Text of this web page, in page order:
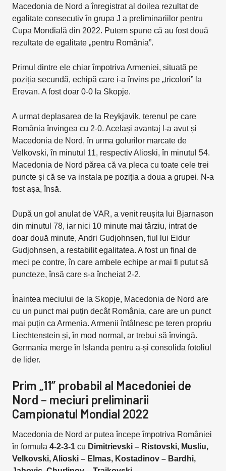
Macedonia de Nord a înregistrat al doilea rezultat de
egalitate consecutiv în grupa J a preliminariilor pentru
Cupa Mondială din 2022. Putem spune că au fost două
rezultate de egalitate „pentru România”.
Primul dintre ele chiar împotriva Armeniei, situată pe
poziția secundă, echipă care i-a învins pe „tricolori” la
Erevan. A fost doar 0-0 la Skopje.
A urmat deplasarea de la Reykjavik, terenul pe care
România învingea cu 2-0. Același avantaj l-a avut și
Macedonia de Nord, în urma golurilor marcate de
Velkovski, în minutul 11, respectiv Alioski, în minutul 54.
Macedonia de Nord părea că va pleca cu toate cele trei
puncte și că se va instala pe poziția a doua a grupei. N-a
fost așa, însă.
După un gol anulat de VAR, a venit reușita lui Bjarnason
din minutul 78, iar nici 10 minute mai târziu, intrat de
doar două minute, Andri Gudjohnsen, fiul lui Eidur
Gudjohnsen, a restabilit egalitatea. A fost un final de
meci pe contre, în care ambele echipe ar mai fi putut să
puncteze, însă care s-a încheiat 2-2.
Înaintea meciului de la Skopje, Macedonia de Nord are
cu un punct mai puțin decât România, care are un punct
mai puțin ca Armenia. Armenii întâlnesc pe teren propriu
Liechtenstein și, în mod normal, ar trebui să învingă.
Germania merge în Islanda pentru a-și consolida fotoliul
de lider.
Prim „11” probabil al Macedoniei de
Nord – meciuri preliminarii
Campionatul Mondial 2022
Macedonia de Nord ar putea începe împotriva României
în formula 4-2-3-1 cu Dimitrievski – Ristovski, Musliu,
Velkovski, Alioski – Elmas, Kostadinov – Bardhi,